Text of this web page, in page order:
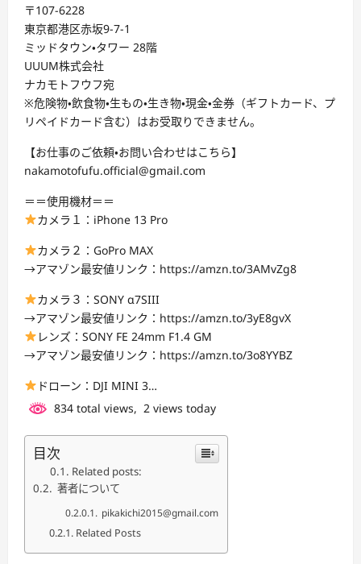
〒107-6228
東京都港区赤坂9-7-1
ミッドタウン・タワー 28階
UUUM株式会社
ナカモトフウフ宛
※危険物・飲食物・生もの・生き物・現金・金券（ギフトカード、プ
リペイドカード含む）はお受取りできません。
【お仕事のご依頼・お問い合わせはこちら】
nakamotofufu.official@gmail.com
＝＝使用機材＝＝
カメラ１：iPhone 13 Pro
カメラ２：GoPro MAX
→アマゾン最安値リンク：https://amzn.to/3AMvZg8
カメラ３：SONY α7SIII
→アマゾン最安値リンク：https://amzn.to/3yE8gvX
レンズ：SONY FE 24mm F1.4 GM
→アマゾン最安値リンク：https://amzn.to/3o8YYBZ
ドローン：DJI MINI 3…
834 total views, 2 views today
目次
Related posts:
著者について
pikakichi2015@gmail.com
Related Posts